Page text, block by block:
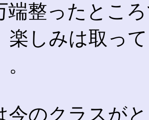
端整ったとこ
楽しみは取っ
今のクラスが